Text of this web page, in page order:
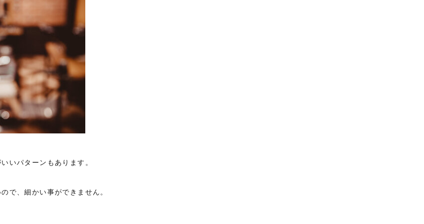
いパターンもあります。
で、細かい事ができません。